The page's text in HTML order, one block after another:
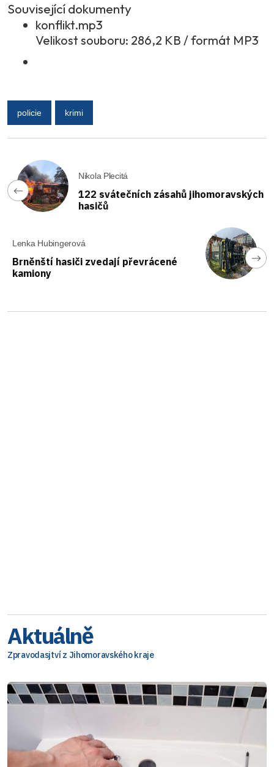
Související dokumenty
konflikt.mp3
Velikost souboru: 286,2 KB / formát MP3
policie krimi
Nikola Plecitá
122 svátečních zásahů jihomoravských
hasičů
Lenka Hubingerová
Brněnští hasiči zvedají převrácené
kamiony
Aktuálně
Zpravodasjtví z Jihomoravského kraje